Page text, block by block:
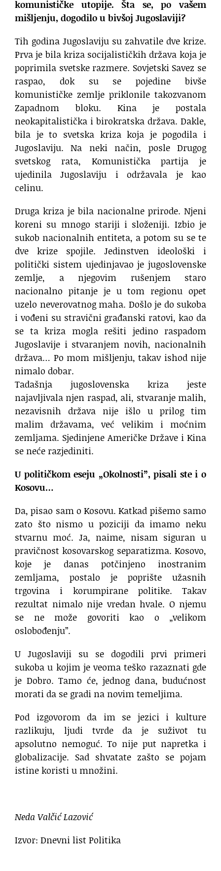
komunističke utopije. Šta se, po vašem
mišljenju, dogodilo u bivšoj Jugoslaviji?
Tih godina Jugoslaviju su zahvatile dve krize.
Prva je bila kriza socijalističkih država koja je
poprimila svetske razmere. Sovjetski Savez se
raspao, dok su se pojedine bivše
komunističke zemlje priklonile takozvanom
Zapadnom bloku. Kina je postala
neokapitalistička i birokratska država. Dakle,
bila je to svetska kriza koja je pogodila i
Jugoslaviju. Na neki način, posle Drugog
svetskog rata, Komunistička partija je
ujedinila Jugoslaviju i održavala je kao
celinu.
Druga kriza je bila nacionalne prirode. Njeni
koreni su mnogo stariji i složeniji. Izbio je
sukob nacionalnih entiteta, a potom su se te
dve krize spojile. Jedinstven ideološki i
politički sistem ujedinjavao je jugoslovenske
zemlje, a njegovim rušenjem staro
nacionalno pitanje je u tom regionu opet
uzelo neverovatnog maha. Došlo je do sukoba
i vođeni su stravični građanski ratovi, kao da
se ta kriza mogla rešiti jedino raspadom
Jugoslavije i stvaranjem novih, nacionalnih
država… Po mom mišljenju, takav ishod nije
nimalo dobar.
Tadašnja jugoslovenska kriza jeste
najavljivala njen raspad, ali, stvaranje malih,
nezavisnih država nije išlo u prilog tim
malim državama, već velikim i moćnim
zemljama. Sjedinjene Američke Države i Kina
se neće razjediniti.
U političkom eseju „Okolnosti”, pisali ste i o
Kosovu…
Da, pisao sam o Kosovu. Katkad pišemo samo
zato što nismo u poziciji da imamo neku
stvarnu moć. Ja, naime, nisam siguran u
pravičnost kosovarskog separatizma. Kosovo,
koje je danas potčinjeno inostranim
zemljama, postalo je poprište užasnih
trgovina i korumpirane politike. Takav
rezultat nimalo nije vredan hvale. O njemu
se ne može govoriti kao o „velikom
oslobođenju”.
U Jugoslaviji su se dogodili prvi primeri
sukoba u kojim je veoma teško razaznati gde
je Dobro. Tamo će, jednog dana, budućnost
morati da se gradi na novim temeljima.
Pod izgovorom da im se jezici i kulture
razlikuju, ljudi tvrde da je suživot tu
apsolutno nemoguć. To nije put napretka i
globalizacije. Sad shvatate zašto se pojam
istine koristi u množini.
Neda Valčić Lazović
Izvor: Dnevni list Politika